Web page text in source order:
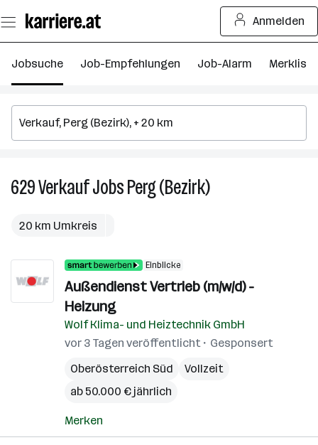
Seiteninhalt
springen
Anmelden
Jobsuche Job-Empfehlungen Job-Alarm Merkliste
629VerkaufJobsPerg (Bezirk)629
20 km Umkreis
Einblicke
Außendienst Vertrieb (m/w/d) -
Heizung
Wolf Klima- und Heiztechnik GmbH
vor 3 Tagen veröffentlicht
Gesponsert
Oberösterreich Süd
Vollzeit
ab 50.000 € jährlich
Merken